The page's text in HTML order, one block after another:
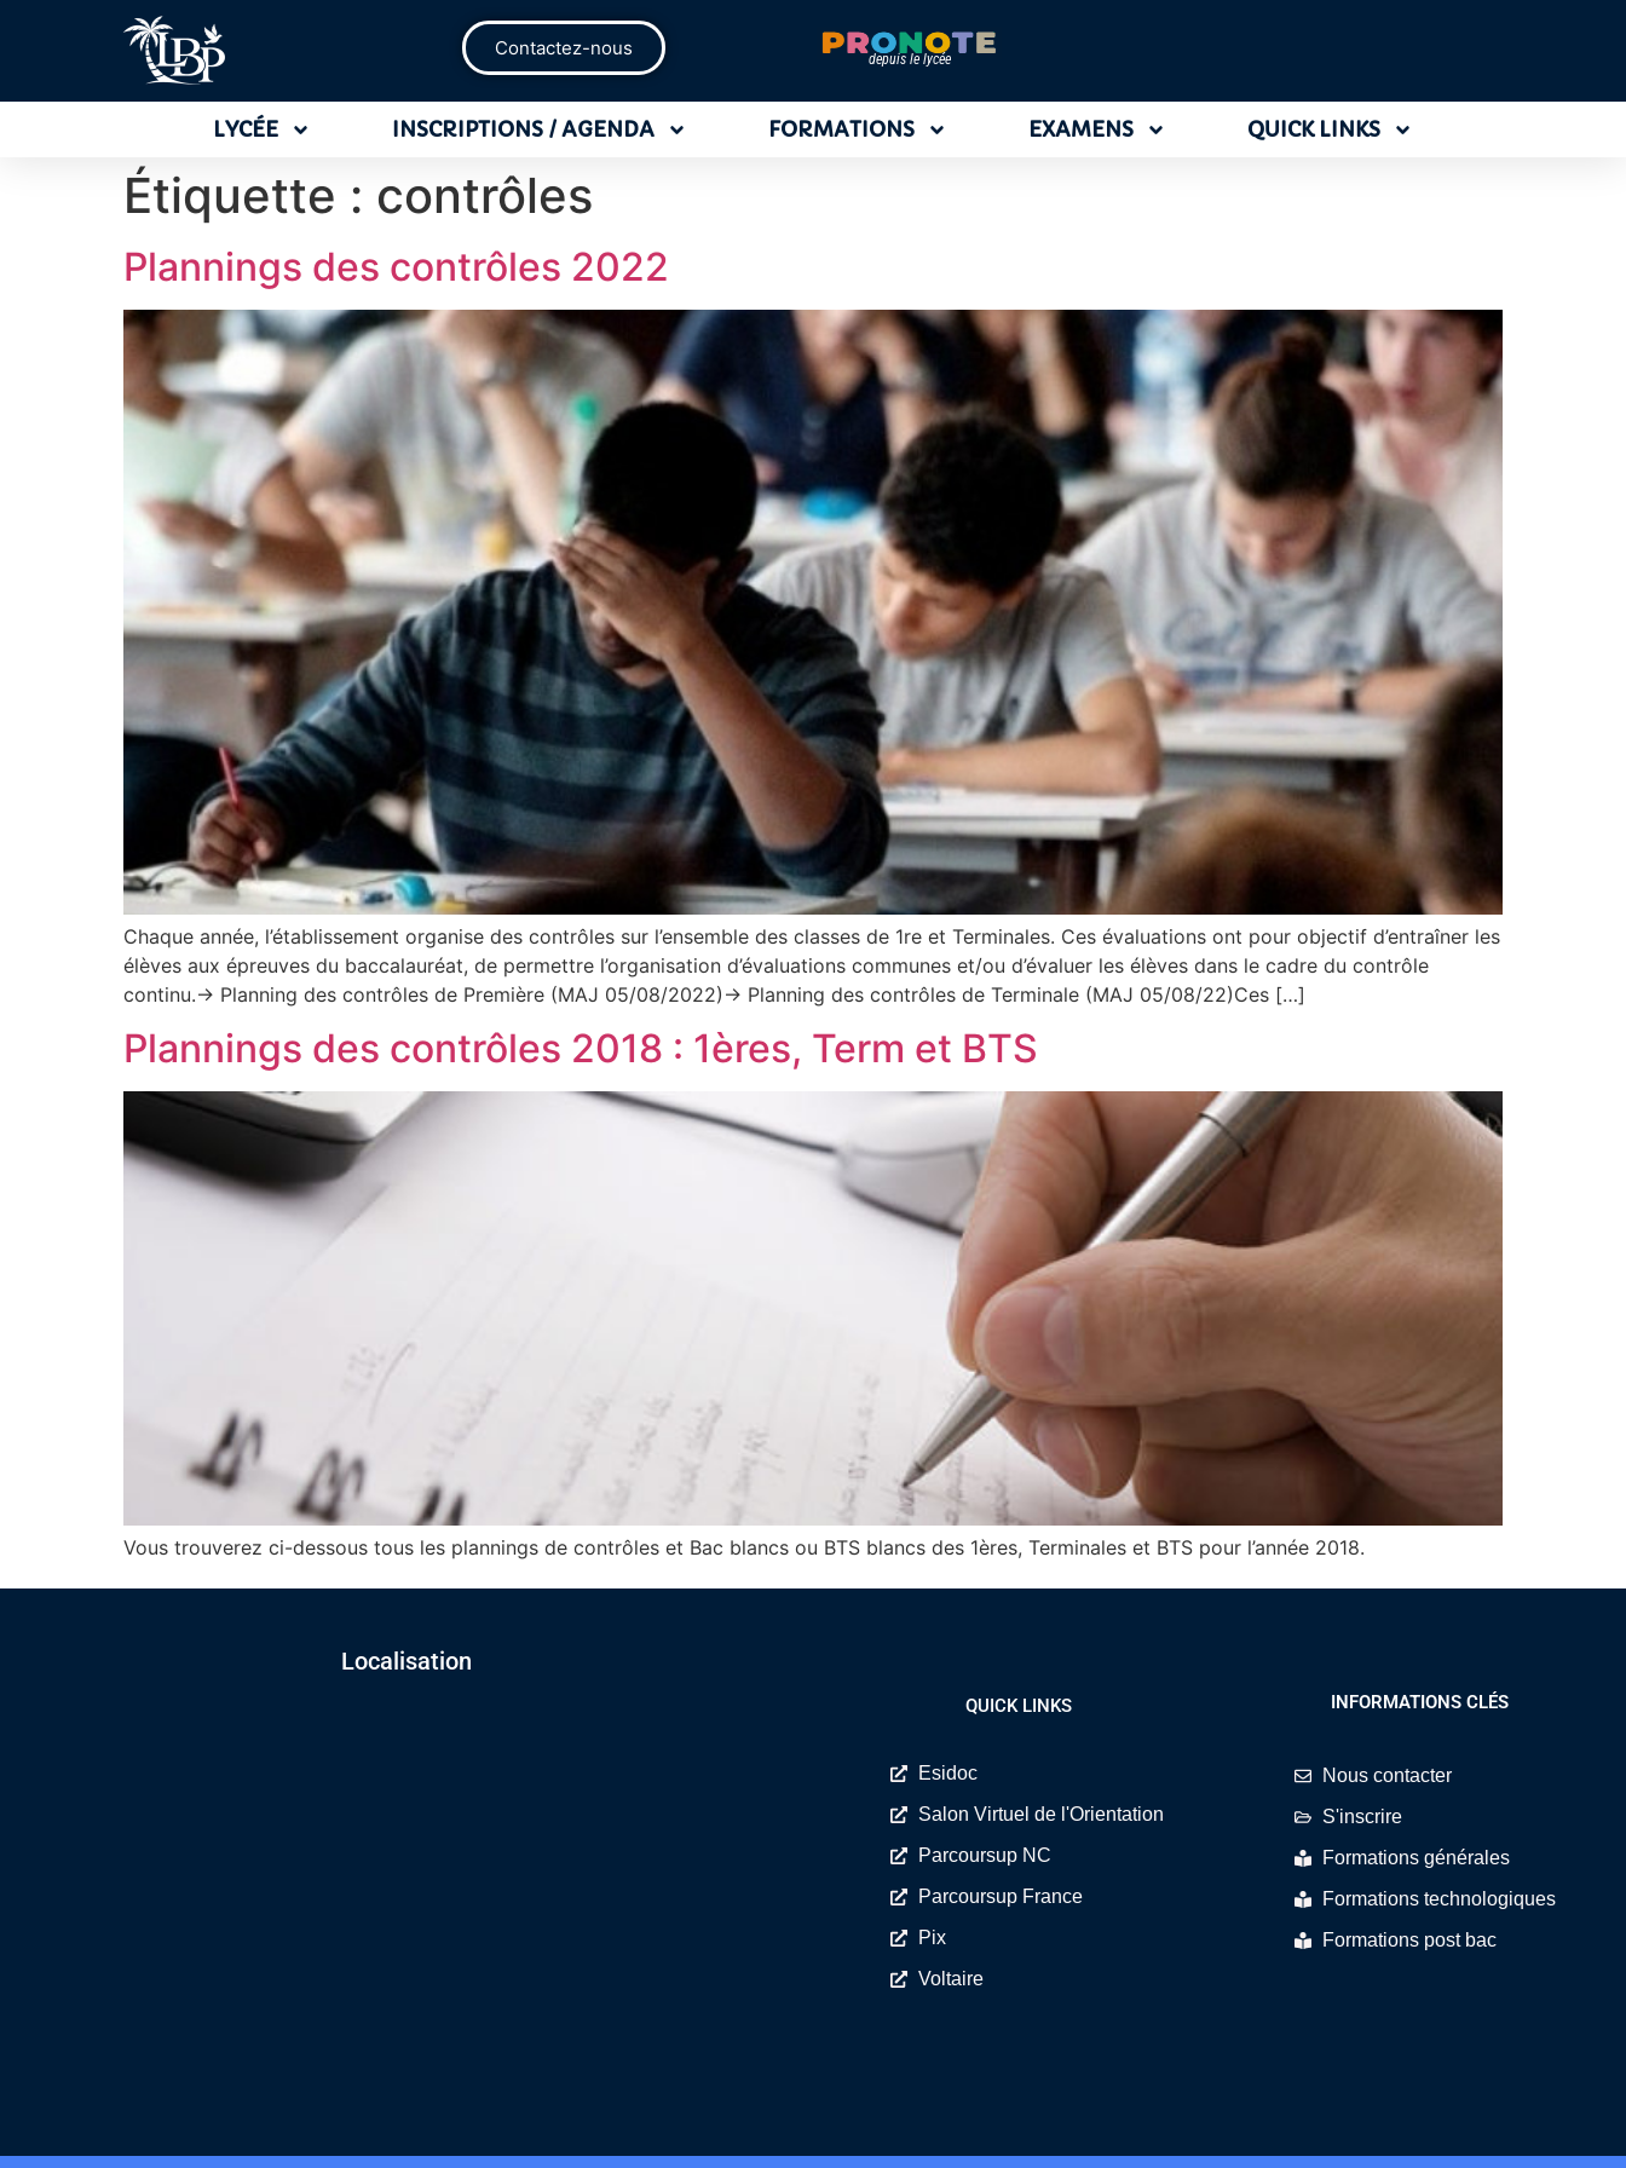
Contactez-nous
depuis le lycée
LYCÉE INSCRIPTIONS / AGENDA FORMATIONS EXAMENS QUICK LINKS
Étiquette : contrôles
Plannings des contrôles 2022
Chaque année, l’établissement organise des contrôles sur l’ensemble des classes de 1re et Terminales. Ces évaluations ont pour objectif d’entraîner les
élèves aux épreuves du baccalauréat, de permettre l’organisation d’évaluations communes et/ou d’évaluer les élèves dans le cadre du contrôle
continu.→ Planning des contrôles de Première (MAJ 05/08/2022)→ Planning des contrôles de Terminale (MAJ 05/08/22)Ces […]
Plannings des contrôles 2018 : 1ères, Term et BTS
Vous trouverez ci-dessous tous les plannings de contrôles et Bac blancs ou BTS blancs des 1ères, Terminales et BTS pour l’année 2018.
Localisation
QUICK LINKS
Esidoc
Salon Virtuel de l'Orientation
Parcoursup NC
Parcoursup France
Pix
Voltaire
INFORMATIONS CLÉS
Nous contacter
S'inscrire
Formations générales
Formations technologiques
Formations post bac